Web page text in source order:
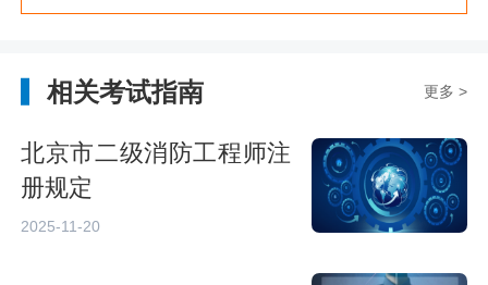
相关考试指南 更多 >
北京市二级消防工程师注
册规定
2025-11-20